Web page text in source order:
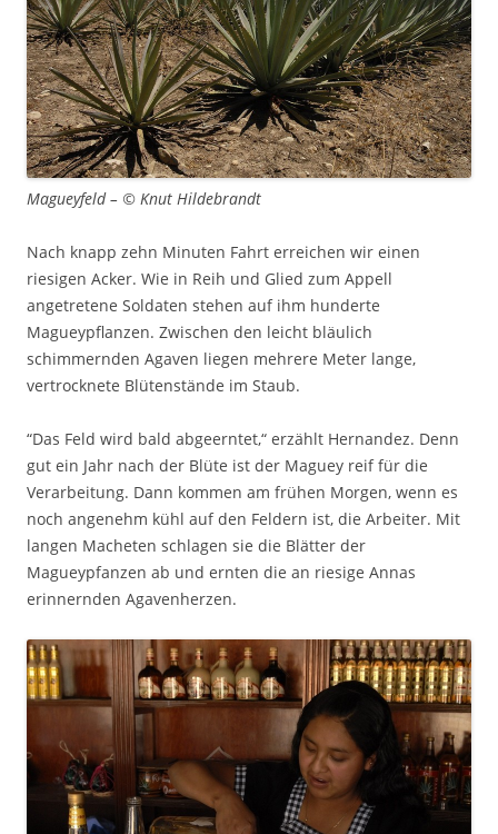
Magueyfeld – © Knut Hildebrandt
Nach knapp zehn Minuten Fahrt erreichen wir einen
riesigen Acker. Wie in Reih und Glied zum Appell
angetretene Soldaten stehen auf ihm hunderte
Magueypflanzen. Zwischen den leicht bläulich
schimmernden Agaven liegen mehrere Meter lange,
vertrocknete Blütenstände im Staub.
“Das Feld wird bald abgeerntet,“ erzählt Hernandez. Denn
gut ein Jahr nach der Blüte ist der Maguey reif für die
Verarbeitung. Dann kommen am frühen Morgen, wenn es
noch angenehm kühl auf den Feldern ist, die Arbeiter. Mit
langen Macheten schlagen sie die Blätter der
Magueypfanzen ab und ernten die an riesige Annas
erinnernden Agavenherzen.